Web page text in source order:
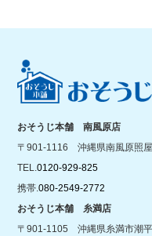
おそうじ本舗 南風原店
〒901-1116 沖縄県南風原照
TEL.0120-929-825
携帯.080-2549-2772
おそうじ本舗 糸満店
〒901-1105 沖縄県糸満市潮